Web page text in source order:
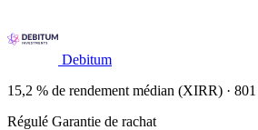
Debitum
15,2 % de rendement médian (XIRR) ·
Régulé Garantie de rachat